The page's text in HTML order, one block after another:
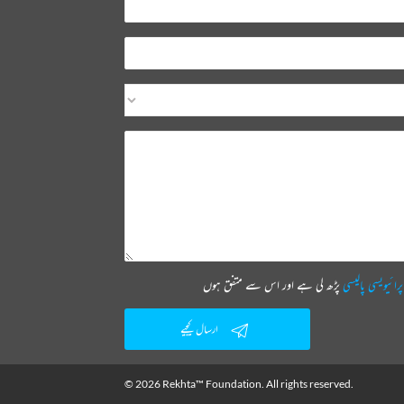
پرائیویسی پالیسیپڑھ لی ہے اور اس سے متفق ہوں
ارسال کیجیے
© 2026 Rekhta™ Foundation. All rights reserved.